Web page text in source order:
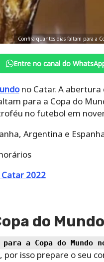
Confira quantos dias faltam para a
Entre no canal do
no Catar. A
para a Copa do
no futebol em
Argentina e
2022
do
a Copa do Mundo
isso prepare o seu